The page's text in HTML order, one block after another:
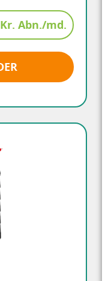
Abn./md.